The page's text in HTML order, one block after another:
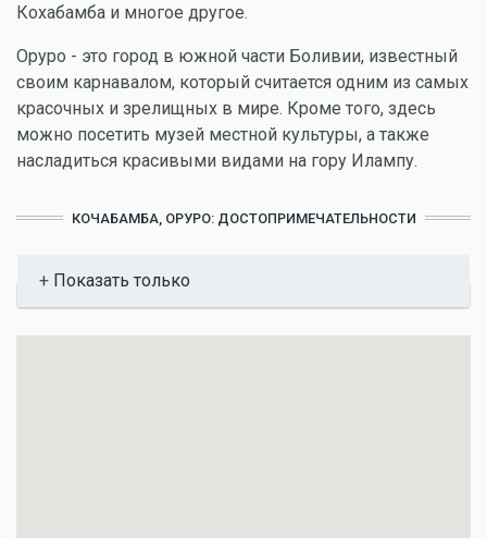
Кохабамба и многое другое.
Оруро - это город в южной части Боливии, известный
своим карнавалом, который считается одним из самых
красочных и зрелищных в мире. Кроме того, здесь
можно посетить музей местной культуры, а также
насладиться красивыми видами на гору Илампу.
КОЧАБАМБА, ОРУРО: ДОСТОПРИМЕЧАТЕЛЬНОСТИ
Показать
Показать только